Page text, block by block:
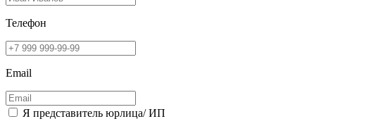
Телефон
Email
Я представитель юрлица/ ИП